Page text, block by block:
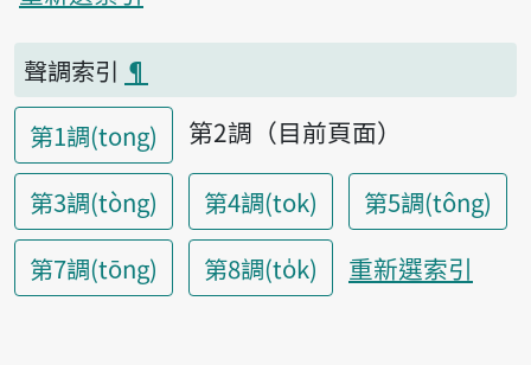
聲調索引 ¶
第1調(tong)
第2調（目前頁面）
第3調(tòng)
第4調(tok)
第5調(tông)
第7調(tōng)
第8調(to̍k) 重新選索引